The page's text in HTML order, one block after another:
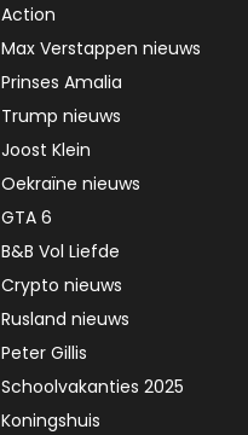
Action
Max Verstappen nieuws
Prinses Amalia
Trump nieuws
Joost Klein
Oekraïne nieuws
GTA 6
B&B Vol Liefde
Crypto nieuws
Rusland nieuws
Peter Gillis
Schoolvakanties 2025
Koningshuis